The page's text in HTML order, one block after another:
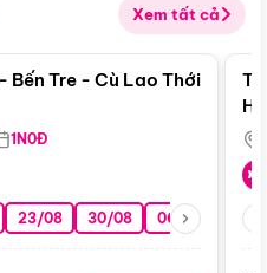
Xem tất cả
Điểm nổi bật
Bến Tre - Cù Lao Thới
1N0Đ
23/08 30/08 06/09 13/09